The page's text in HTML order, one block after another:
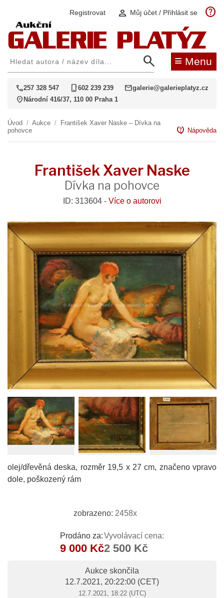
Registrovat person Můj účet / Přihlásit se help
search ≡ Menu
call257 328 547 phone_iphone602 239 239 mailgalerie@galerieplatyz.cz
location_on Národní 416/37, 110 00 Praha 1
Úvod / Aukce /
František Xaver Naske – Dívka na
pohovce
contact_support Nápověda
František Xaver Naske
Dívka na pohovce
ID: 313604 - Více o autorovi
olej/dřevěná deska, rozměr 19,5 x 27 cm, značeno vpravo
dole, poškozený rám
zobrazeno: 2458x
Prodáno za:
9 000 Kč
Vyvolávací cena:
2 500 Kč
Aukce skončila
12.7.2021, 20:22:00 (CET)
12.7.2021, 18:22 (UTC)